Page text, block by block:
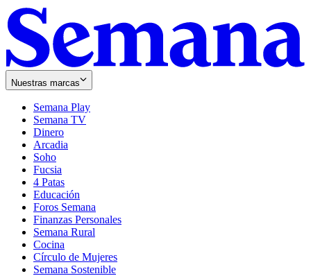
Nuestras marcas
Semana Play
Semana TV
Dinero
Arcadia
Soho
in
new
window
Fucsia
in
new
window
4 Patas
Educación
Foros Semana
Finanzas Personales
Semana Rural
Cocina
Círculo de Mujeres
Semana Sostenible